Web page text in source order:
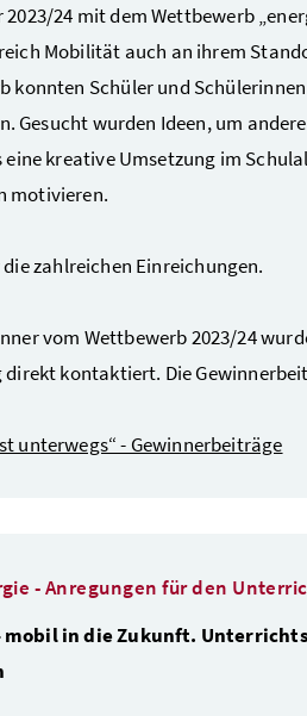
24 mit dem Wettbewerb
Mobilität auch an ihrem
Schüler und
Gesucht wurden Ideen, um
kreative Umsetzung im
motivieren.
zahlreichen Einreichungen.
vom Wettbewerb 2023/24
direkt kontaktiert. Die
unterwegs“ - Gewinnerbeiträge
- Anregungen für den
mobil in die Zukunft.